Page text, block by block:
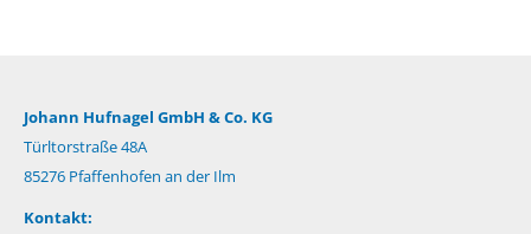
Johann Hufnagel GmbH & Co. KG
Türltorstraße 48A
85276 Pfaffenhofen an der Ilm
Kontakt: